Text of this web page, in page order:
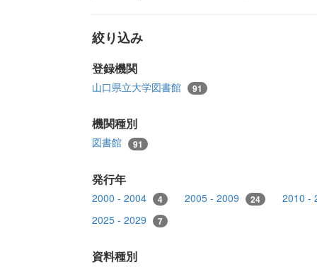
絞り込み
登録機関
山口県立大学図書館 91
機関種別
図書館 91
発行年
2000 - 2004 4 2005 - 2009 24
2010 -
2025 - 2029
7
資料種別